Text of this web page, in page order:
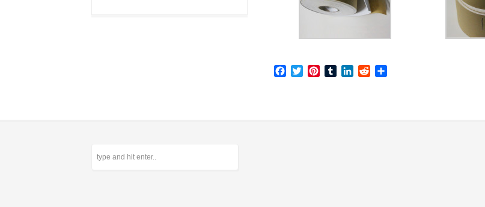
Facebook
TwitterPinterestTumblrLinkedInReddit